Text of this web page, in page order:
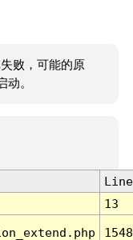
败，可能的原
。
Line
13
1548